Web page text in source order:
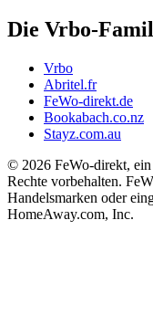
Die Vrbo-
Vrbo
Abritel.fr
FeWo-direkt.de
Bookabach.co.nz
Stayz.com.au
© 2026 FeWo-direkt,
Rechte vorbehalten.
Handelsmarken oder
HomeAway.com, Inc.